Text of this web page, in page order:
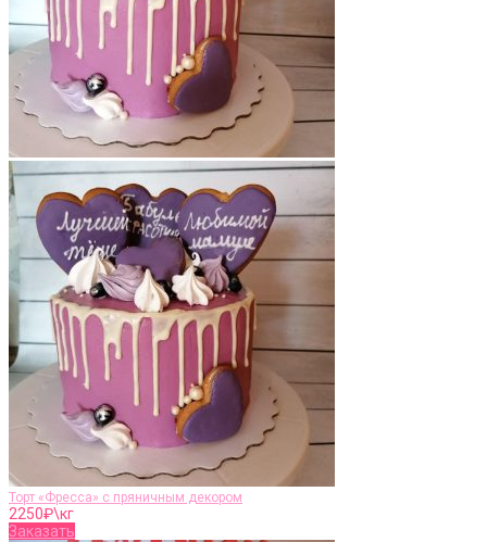
Торт «Фресса» с пряничным декором
2250₽\кг
Заказать